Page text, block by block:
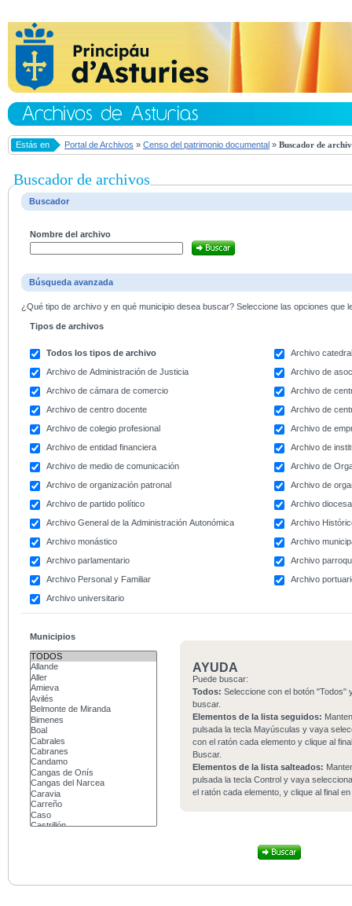
Estás en Portal de Archivos » Censo del patrimonio documental » Buscador de
Buscador de archivos
Buscador
Nombre del archivo
Búsqueda avanzada
¿Qué tipo de archivo y en qué municipio desea buscar? Seleccione las opciones que
Tipos de archivos
Todos los tipos de archivo
Archivo
Archivo de Administración de Justicia
Archivo de
Archivo de cámara de comercio
Archivo de
Archivo de centro docente
Archivo de
Archivo de colegio profesional
Archivo de
Archivo de entidad financiera
Archivo de
Archivo de medio de comunicación
Archivo de
Archivo de organización patronal
Archivo de
Archivo de partido político
Archivo
Archivo General de la Administración Autonómica
Archivo
Archivo monástico
Archivo
Archivo parlamentario
Archivo
Archivo Personal y Familiar
Archivo
Archivo universitario
Municipios
AYUDA
Puede buscar:
Todos: Seleccione con el botón "Todos"
buscar.
Elementos de la lista seguidos:
pulsada la tecla Mayúsculas y vaya
con el ratón cada elemento y clique al
Buscar.
Elementos de la lista salteados:
pulsada la tecla Control y vaya
el ratón cada elemento, y clique al final